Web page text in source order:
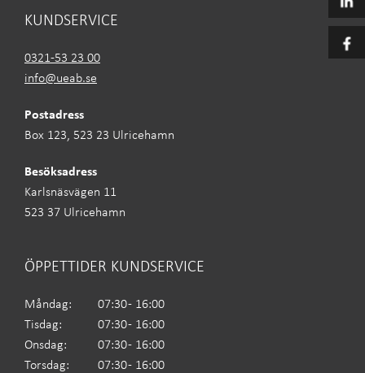
KUNDSERVICE
0321-53 23 00
info@ueab.se
Postadress
Box 123, 523 23 Ulricehamn
Besöksadress
Karlsnäsvägen 11
523 37 Ulricehamn
ÖPPETTIDER KUNDSERVICE
Måndag:
07:30 - 16:00
Tisdag:
07:30 - 16:00
Onsdag:
07:30 - 16:00
Torsdag:
07:30 - 16:00